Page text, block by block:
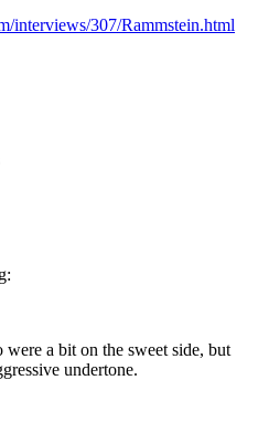
interviews/307/Rammstein.html
a bit on the sweet side, but
undertone.